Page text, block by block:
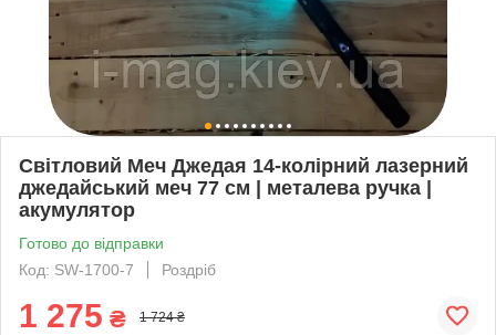
Світловий Меч Джедая 14-колірний лазерний
джедайський меч 77 см | металева ручка |
акумулятор
Готово до відправки
Код: SW-1700-7
Роздріб
1 275 ₴ 1 724 ₴